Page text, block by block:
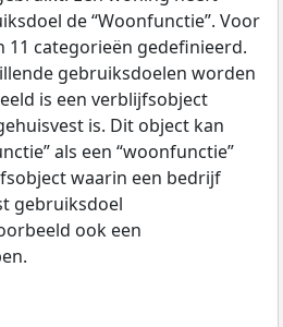
de “Woonfunctie”. Voor
11 categorieën gedefinieerd.
gebruiksdoelen worden
is een verblijfsobject
is. Dit object kan
als een “woonfunctie”
waarin een bedrijf
gebruiksdoel
ook een